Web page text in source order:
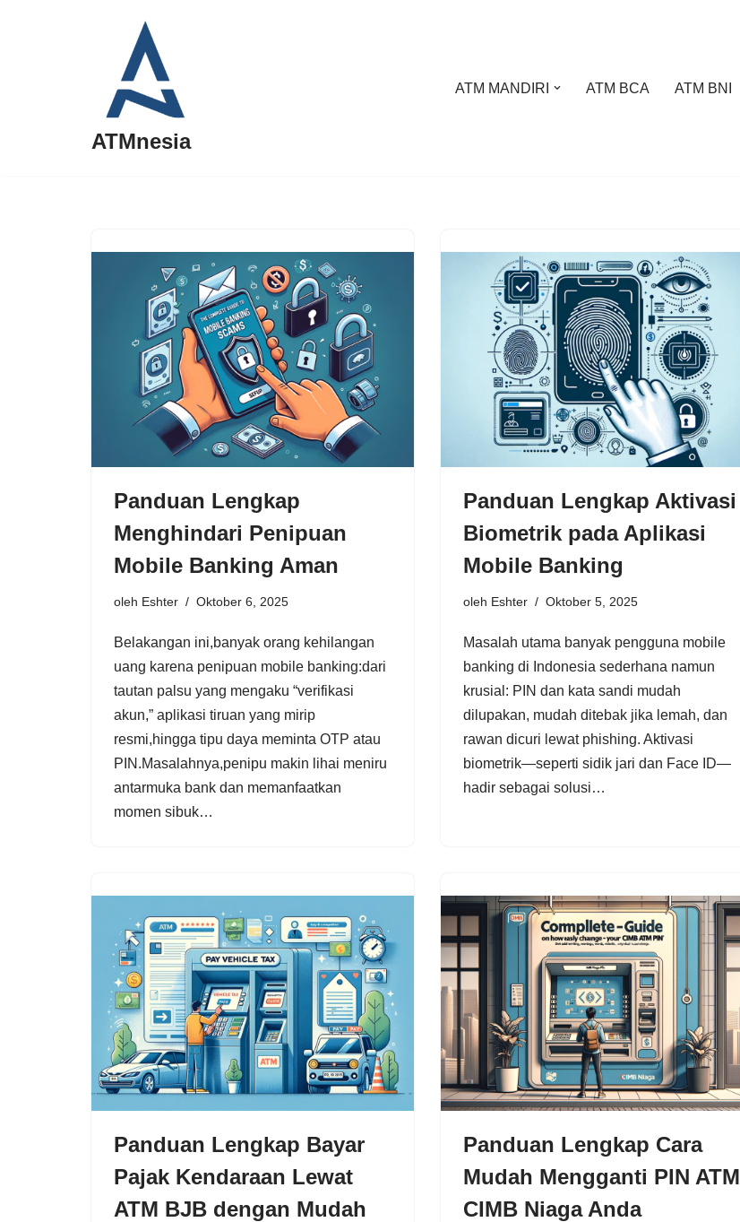
ATMnesia
ATM MANDIRI ATM BCA ATM BNI
Panduan Lengkap
Menghindari Penipuan
Mobile Banking Aman
oleh Eshter Oktober 6, 2025
Belakangan ini,banyak orang kehilangan
uang karena penipuan mobile banking:dari
tautan palsu yang mengaku “verifikasi
akun,” aplikasi tiruan yang mirip
resmi,hingga tipu daya meminta OTP atau
PIN.Masalahnya,penipu makin lihai meniru
antarmuka bank dan memanfaatkan
momen sibuk…
Panduan Lengkap Aktivasi
Biometrik pada Aplikasi
Mobile Banking
oleh Eshter Oktober 5, 2025
Masalah utama banyak pengguna mobile
banking di Indonesia sederhana namun
krusial: PIN dan kata sandi mudah
dilupakan, mudah ditebak jika lemah, dan
rawan dicuri lewat phishing. Aktivasi
biometrik—seperti sidik jari dan Face ID—
hadir sebagai solusi…
Panduan Lengkap Bayar
Pajak Kendaraan Lewat
ATM BJB dengan Mudah
Panduan Lengkap Cara
Mudah Mengganti PIN ATM
CIMB Niaga Anda